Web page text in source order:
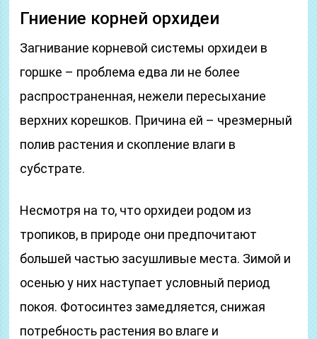
Гниение корней орхидеи
Загнивание корневой системы орхидеи в
горшке – проблема едва ли не более
распространенная, нежели пересыхание
верхних корешков. Причина ей – чрезмерный
полив растения и скопление влаги в
субстрате.
Несмотря на то, что орхидеи родом из
тропиков, в природе они предпочитают
большей частью засушливые места. Зимой и
осенью у них наступает условный период
покоя. Фотосинтез замедляется, снижая
потребность растения во влаге и